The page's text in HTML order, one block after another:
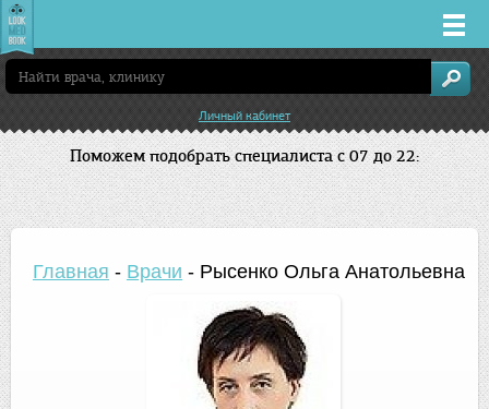
Врачи
Клиники
Заболевания
Личный кабинет
Поможем подобрать специалиста с 07 до 22:
Главная - Врачи - Рысенко Ольга Анатольевна